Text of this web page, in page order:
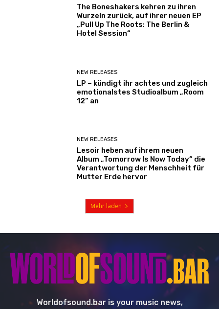
The Boneshakers kehren zu ihren
Wurzeln zurück, auf ihrer neuen EP
„Pull Up The Roots: The Berlin &
Hotel Session“
NEW RELEASES
LP – kündigt ihr achtes und zugleich
emotionalstes Studioalbum „Room
12“ an
NEW RELEASES
Lesoir heben auf ihrem neuen
Album „Tomorrow Is Now Today“ die
Verantwortung der Menschheit für
Mutter Erde hervor
Mehr laden
Worldofsound.bar is your music news,